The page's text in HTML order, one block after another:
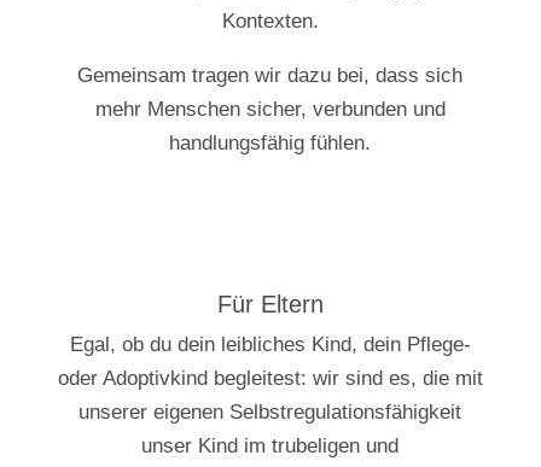
Kontexten.
Gemeinsam tragen wir dazu bei, dass sich
mehr Menschen sicher, verbunden und
handlungsfähig fühlen.
Für Eltern
Egal, ob du dein leibliches Kind, dein Pflege-
oder Adoptivkind begleitest: wir sind es, die mit
unserer eigenen Selbstregulationsfähigkeit
unser Kind im trubeligen und